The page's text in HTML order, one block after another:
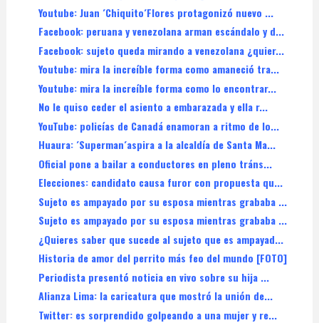
Youtube: Juan ´Chiquito´Flores protagonizó nuevo ...
Facebook: peruana y venezolana arman escándalo y d...
Facebook: sujeto queda mirando a venezolana ¿quier...
Youtube: mira la increíble forma como amaneció tra...
Youtube: mira la increíble forma como lo encontrar...
No le quiso ceder el asiento a embarazada y ella r...
YouTube: policías de Canadá enamoran a ritmo de lo...
Huaura: ´Superman´aspira a la alcaldía de Santa Ma...
Oficial pone a bailar a conductores en pleno tráns...
Elecciones: candidato causa furor con propuesta qu...
Sujeto es ampayado por su esposa mientras grababa ...
Sujeto es ampayado por su esposa mientras grababa ...
¿Quieres saber que sucede al sujeto que es ampayad...
Historia de amor del perrito más feo del mundo [FOTO]
Periodista presentó noticia en vivo sobre su hija ...
Alianza Lima: la caricatura que mostró la unión de...
Twitter: es sorprendido golpeando a una mujer y re...